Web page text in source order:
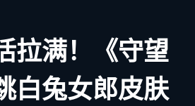
拉满！《守望
白兔女郎皮肤